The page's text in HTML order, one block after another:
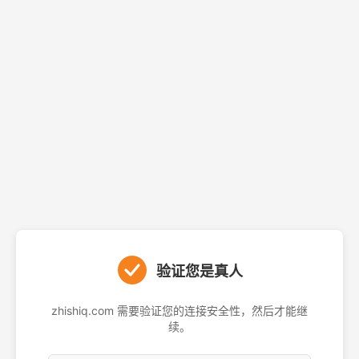
验证您是真人
zhishiq.com 需要验证您的连接安全性，然后才能继
续。